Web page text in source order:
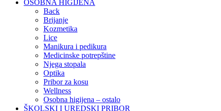
OSOBNA HIGIJENA
Back
Brijanje
Kozmetika
Lice
Manikura i pedikura
Medicinske potrepštine
Njega stopala
Optika
Pribor za kosu
Wellness
Osobna higijena – ostalo
ŠKOLSKI I UREDSKI PRIBOR